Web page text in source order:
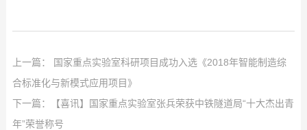
上一篇：
国家重点实验室科研项目成功入选《2018年智能制造综
合标准化与新模式应用项目》
下一篇：
【喜讯】国家重点实验室张兵荣获中铁隧道局“十大杰出青
年”荣誉称号